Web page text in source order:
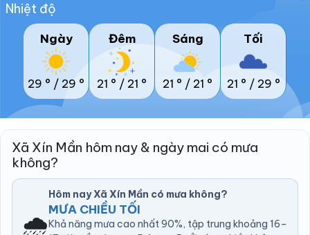
Nhiệt độ
Ngày
29 ° / 29 °
Đêm
21 ° / 21 °
Sáng
21 ° / 21 °
Tối
21 ° / 29 °
Xã Xín Mần hôm nay & ngày mai có mưa
không?
🌧️
Hôm nay Xã Xín Mần có mưa không?
MƯA CHIỀU TỐI
Khả năng mưa cao nhất 90%, tập trung khoảng 16–